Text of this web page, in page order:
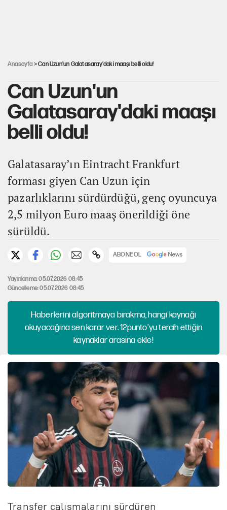
Anasayfa > Can Uzun'un Galatasaray'daki maaşı belli oldu!
Can Uzun'un
Galatasaray'daki maaşı
belli oldu!
Galatasaray’ın Eintracht Frankfurt
forması giyen Can Uzun için
pazarlıklarını sürdürdüğü, genç oyuncuya
2,5 milyon Euro maaş önerildiği öne
sürüldü.
ABONE OL
Yayınlanma: 05.07.2026 08:45
Güncelleme: 05.07.2026 08:45
Haberlerini algoritmaya bırakma, hangi kaynağı
okuyacağına sen karar ver. 12punto'yu tercih ettiğin
kaynaklar arasına ekle!
Transfer çalışmalarını sürdüren